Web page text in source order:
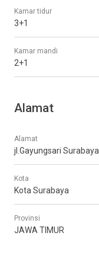
Kamar tidur
3+1
Kamar mandi
2+1
Alamat
Alamat
jl.Gayungsari Surabaya
Kota
Kota Surabaya
Provinsi
JAWA TIMUR